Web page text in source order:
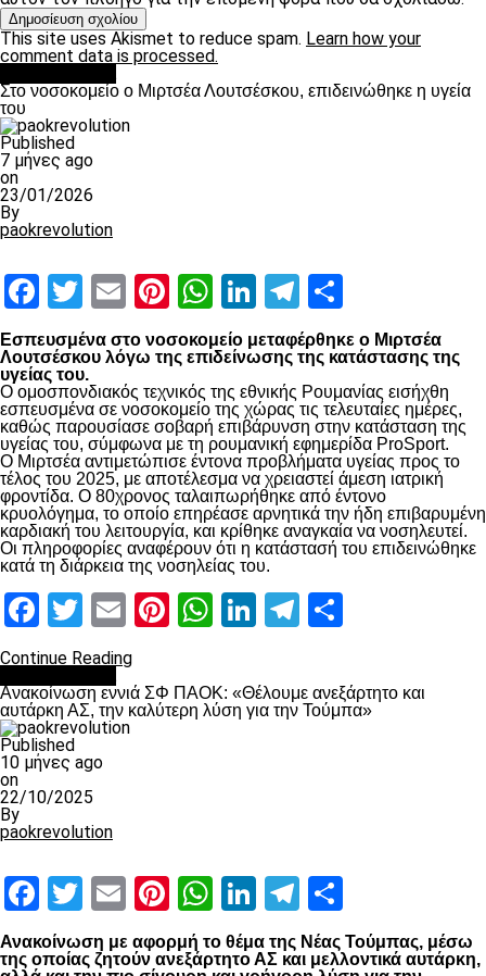
This site uses Akismet to reduce spam. Learn how your
comment data is processed.
Στο νοσοκομείο ο Μιρτσέα Λουτσέσκου, επιδεινώθηκε η υγεία
του
Published
7 μήνες ago
on
23/01/2026
By
paokrevolution
Facebook
Twitter
EmailPinterest
WhatsApp
LinkedIn
Telegram
Εσπευσμένα στο νοσοκομείο μεταφέρθηκε ο Μιρτσέα
Λουτσέσκου λόγω της επιδείνωσης της κατάστασης της
υγείας του.
Ο ομοσπονδιακός τεχνικός της εθνικής Ρουμανίας εισήχθη
εσπευσμένα σε νοσοκομείο της χώρας τις τελευταίες ημέρες,
καθώς παρουσίασε σοβαρή επιβάρυνση στην κατάσταση της
υγείας του, σύμφωνα με τη ρουμανική εφημερίδα ProSport.
Ο Μιρτσέα αντιμετώπισε έντονα προβλήματα υγείας προς το
τέλος του 2025, με αποτέλεσμα να χρειαστεί άμεση ιατρική
φροντίδα. Ο 80χρονος ταλαιπωρήθηκε από έντονο
κρυολόγημα, το οποίο επηρέασε αρνητικά την ήδη επιβαρυμένη
καρδιακή του λειτουργία, και κρίθηκε αναγκαία να νοσηλευτεί.
Οι πληροφορίες αναφέρουν ότι η κατάστασή του επιδεινώθηκε
κατά τη διάρκεια της νοσηλείας του.
Facebook
Twitter
EmailPinterest
WhatsApp
LinkedIn
Telegram
Continue Reading
Ανακοίνωση εννιά ΣΦ ΠΑΟΚ: «Θέλουμε ανεξάρτητο και
αυτάρκη ΑΣ, την καλύτερη λύση για την Τούμπα»
Published
10 μήνες ago
on
22/10/2025
By
paokrevolution
Facebook
Twitter
EmailPinterest
WhatsApp
LinkedIn
Telegram
Ανακοίνωση με αφορμή το θέμα της Νέας Τούμπας, μέσω
της οποίας ζητούν ανεξάρτητο ΑΣ και μελλοντικά αυτάρκη,